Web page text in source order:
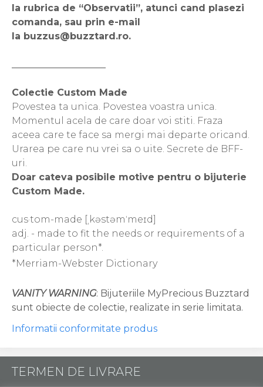
la rubrica de “Observatii”, atunci cand plasezi
comanda, sau prin e-mail
la buzzus@buzztard.ro.
Colectie Custom Made
Povestea ta unica. Povestea voastra unica.
Momentul acela de care doar voi stiti. Fraza
aceea care te face sa mergi mai departe oricand.
Urarea pe care nu vrei sa o uite. Secrete de BFF-
uri.
Doar cateva posibile motive pentru o bijuterie
Custom Made.
cus·tom-made [ˌkəstəmˈmeɪd]
adj. - made to fit the needs or requirements of a
particular person*.
*Merriam-Webster Dictionary
VANITY WARNING: Bijuteriile MyPrecious Buzztard
sunt obiecte de colectie, realizate in serie limitata.
Informatii conformitate produs
TERMEN DE LIVRARE